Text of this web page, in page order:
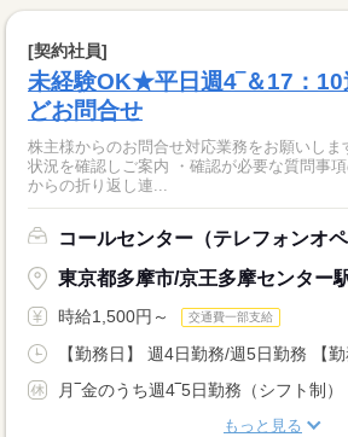
[契約社員]
未経験OK★平日週4‾＆17：
どお問合せ
株主様からのお問合せ対応業務をお願いします。 ・株主様の
状況を確認しご案内 ・確認が必要な質問事
からの折り返し連...
コールセンター（テレフォンオペ
東京都多摩市/京王多摩センター
時給1,500円～ 交通費一部支給
【勤務日】 週4日勤務/週5日勤務 【勤
月‾金のうち週4‾5日勤務（シフト制）
もっと見る